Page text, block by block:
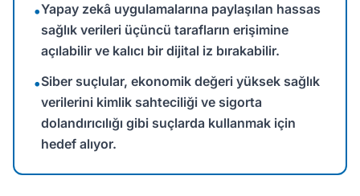
•Yapay zekâ uygulamalarına paylaşılan hassas
sağlık verileri üçüncü tarafların erişimine
açılabilir ve kalıcı bir dijital iz bırakabilir.
•Siber suçlular, ekonomik değeri yüksek sağlık
verilerini kimlik sahteciliği ve sigorta
dolandırıcılığı gibi suçlarda kullanmak için
hedef alıyor.